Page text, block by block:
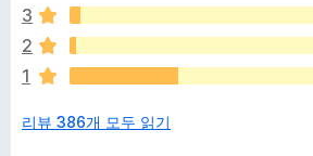
이
없
습
니
3
2
1
리뷰 386개 모두 읽기